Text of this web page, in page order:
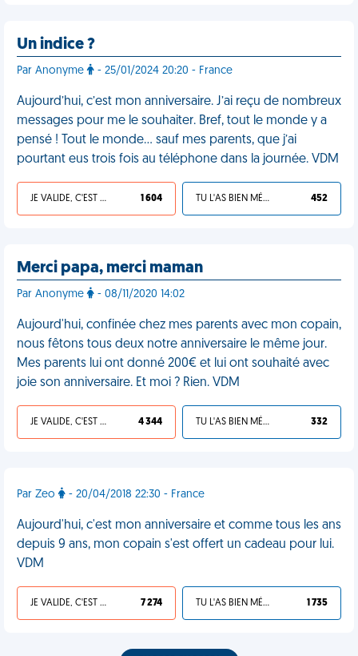
Un indice ?
Par Anonyme - 25/01/2024 20:20 - France
Aujourd’hui, c’est mon anniversaire. J’ai reçu de nombreux
messages pour me le souhaiter. Bref, tout le monde y a
pensé ! Tout le monde… sauf mes parents, que j’ai
pourtant eus trois fois au téléphone dans la journée. VDM
JE VALIDE, C'EST UNE VDM 1 604 TU L'AS BIEN MÉRITÉ 452
Merci papa, merci maman
Par Anonyme - 08/11/2020 14:02
Aujourd'hui, confinée chez mes parents avec mon copain,
nous fêtons tous deux notre anniversaire le même jour.
Mes parents lui ont donné 200€ et lui ont souhaité avec
joie son anniversaire. Et moi ? Rien. VDM
JE VALIDE, C'EST UNE VDM 4 344 TU L'AS BIEN MÉRITÉ 332
Par Zeo - 20/04/2018 22:30 - France
Aujourd'hui, c'est mon anniversaire et comme tous les ans
depuis 9 ans, mon copain s'est offert un cadeau pour lui.
VDM
JE VALIDE, C'EST UNE VDM 7 274 TU L'AS BIEN MÉRITÉ 1 735